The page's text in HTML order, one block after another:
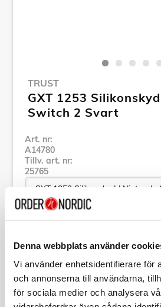
Denna webbplats använder
Vi använder enhetsidentifierare för
och annonserna till användarna,
för sociala medier och analysera
TRUST
GXT 1253
Switch 2 Svart
Art. nr:
A14780
Tillv. art. nr:
25765
Specifikation
Beskrivning